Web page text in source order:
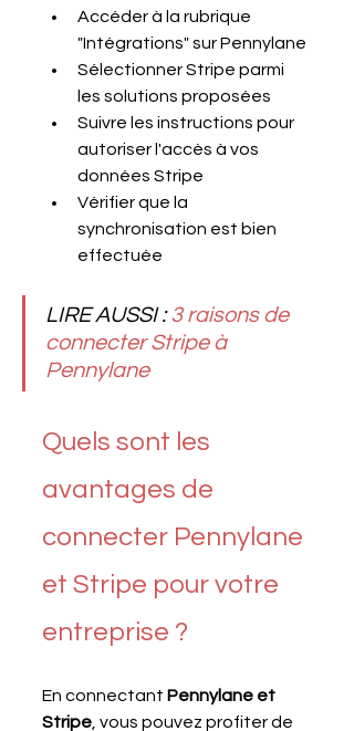
Accéder à la rubrique
"Intégrations" sur Pennylane
Sélectionner Stripe parmi
les solutions proposées
Suivre les instructions pour
autoriser l'accès à vos
données Stripe
Vérifier que la
synchronisation est bien
effectuée
LIRE AUSSI : 3 raisons de
connecter Stripe à
Pennylane
Quels sont les
avantages de
connecter Pennylane
et Stripe pour votre
entreprise ?
En connectant Pennylane et
Stripe , vous pouvez profiter de